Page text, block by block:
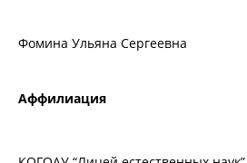
Фомина Ульяна Сергеевна
Аффилиация